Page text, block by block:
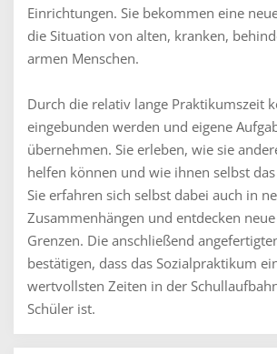
Einrichtungen. Sie bekommen eine
die Situation von alten, kranken,
armen Menschen.
Durch die relativ lange Praktikumszeit
eingebunden werden und eigene
übernehmen. Sie erleben, wie sie
helfen können und wie ihnen selbst
Sie erfahren sich selbst dabei auch in
Zusammenhängen und entdecken
Grenzen. Die anschließend
bestätigen, dass das Sozialpraktikum
wertvollsten Zeiten in der
Schüler ist.